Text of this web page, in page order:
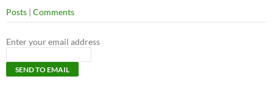
Posts | Comments
Enter your email address